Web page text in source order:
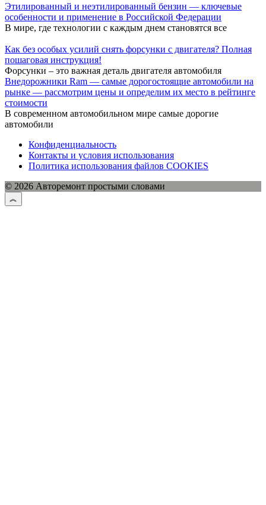
Этилированный и неэтилированный бензин — ключевые
особенности и применение в Российской Федерации
В мире, где технологии с каждым днем становятся все
Как без особых усилий снять форсунки с двигателя? Полная
пошаговая инструкция!
Форсунки – это важная деталь двигателя автомобиля
Внедорожники Ram — самые дорогостоящие автомобили на
рынке — рассмотрим цены и определим их место в рейтинге
стоимости
В современном автомобильном мире самые дорогие
автомобили
Конфиденциальность
Контакты и условия использования
Политика использования файлов COOKIES
© 2026 Авторемонт простыми словами